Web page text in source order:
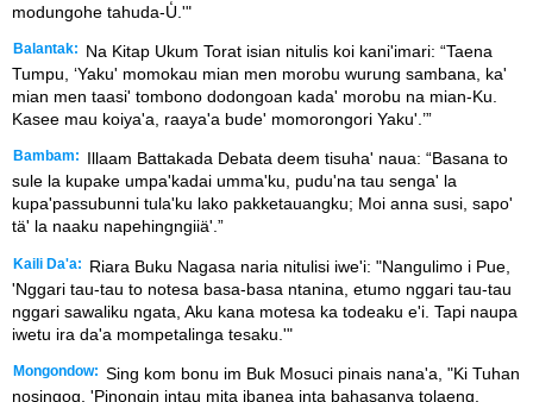
modungohe tahuda-U̒.'"
Balantak:
Na Kitap Ukum Torat isian nitulis koi kani'imari: “Taena
Tumpu, ‘Yaku' momokau mian men morobu wurung sambana, ka'
mian men taasi' tombono dodongoan kada' morobu na mian-Ku.
Kasee mau koiya'a, raaya'a bude' momorongori Yaku'.’”
Bambam:
Illaam Battakada Debata deem tisuha' naua: “Basana to
sule la kupake umpa'kadai umma'ku, pudu'na tau senga' la
kupa'passubunni tula'ku lako pakketauangku; Moi anna susi, sapo'
tä' la naaku napehingngiiä'.”
Kaili Da'a:
Riara Buku Nagasa naria nitulisi iwe'i: "Nangulimo i Pue,
'Nggari tau-tau to notesa basa-basa ntanina, etumo nggari tau-tau
nggari sawaliku ngata, Aku kana motesa ka todeaku e'i. Tapi naupa
iwetu ira da'a mompetalinga tesaku.'"
Mongondow: Sing kom bonu im Buk Mosuci pinais nana'a, "Ki Tuhan
nosingog, 'Pinongin intau mita ibanea inta bahasanya tolaeng,